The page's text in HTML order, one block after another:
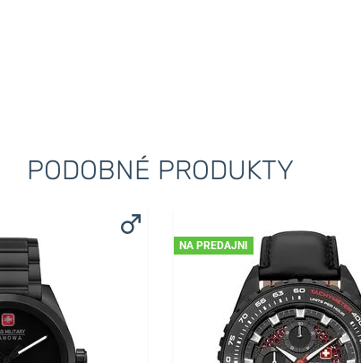
PODOBNÉ PRODUKTY
NA PREDAJNI